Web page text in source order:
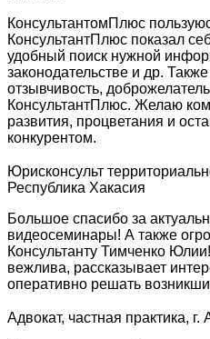
КонсультантомПлюс
КонсультантПлюс показал
удобный поиск нужной
законодательстве и др.
отзывчивость,
КонсультантПлюс. Желаю
развития, процветания и
конкурентом.
Юрисконсульт
Республика Хакасия
Большое спасибо за
видеосеминары! А также
Консультанту Тимченко
вежлива, рассказывает
оперативно решать
Адвокат, частная практика, г.